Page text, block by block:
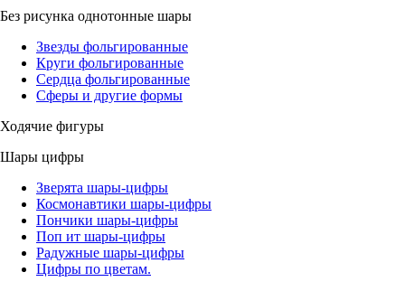
Без рисунка однотонные шары
Звезды фольгированные
Круги фольгированные
Сердца фольгированные
Сферы и другие формы
Ходячие фигуры
Шары цифры
Зверята шары-цифры
Космонавтики шары-цифры
Пончики шары-цифры
Поп ит шары-цифры
Радужные шары-цифры
Цифры по цветам.